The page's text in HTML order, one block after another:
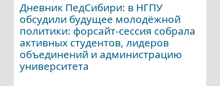
Дневник ПедСибири: в НГПУ
обсудили будущее молодёжной
политики: форсайт-сессия собрала
активных студентов, лидеров
объединений и администрацию
университета